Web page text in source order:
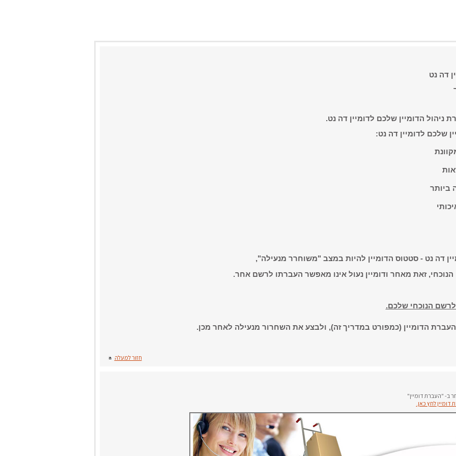
דה נט
ניהול הדומיין שלכם לדומיין דה נט.
שלכם לדומיין דה נט:
ביותר
דה נט - סטטוס הדומיין להיות במצב "משוחרר מנעילה",
זאת מאחר ודומיין נעול אינו מאפשר העברתו לרשם אחר.
לרשם הנוכחי שלכם.
הדומיין (כמפורט במדריך זה), ולבצע את השחרור מנעילה לאחר מכן.
חזור למעלה
ב- "העברת דומיין"
לחץ כאן.